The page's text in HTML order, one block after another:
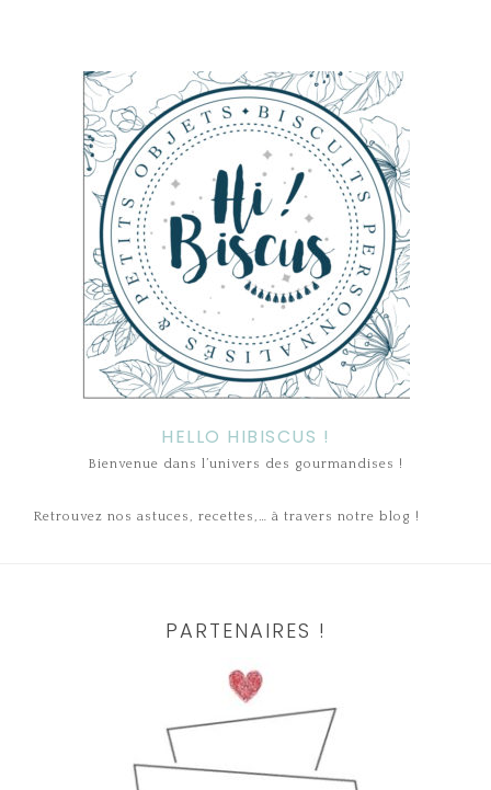
HELLO HIBISCUS !
Bienvenue dans l’univers des gourmandises !
Retrouvez nos astuces, recettes,… à travers notre blog !
PARTENAIRES !